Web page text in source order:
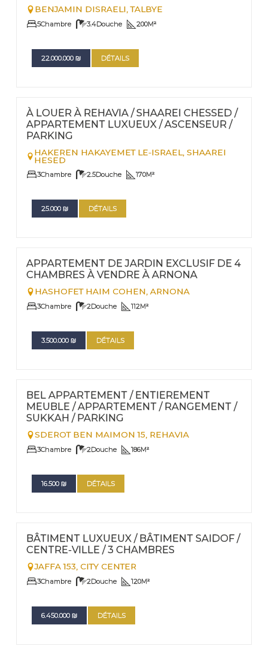
BENJAMIN DISRAELI,TALBYE
5Chambre 3.4Douche 200M²
22.000.000 ₪ DÉTAILS
Nº106
À LOUER À REHAVIA / SHAAREI CHESSED /
APPARTEMENT LUXUEUX / ASCENSEUR /
PARKING
HAKEREN HAKAYEMET LE-ISRAEL,SHAAREI
HESED
3Chambre 2.5Douche 170M²
25.000 ₪ DÉTAILS
Nº82
APPARTEMENT DE JARDIN EXCLUSIF DE 4
CHAMBRES À VENDRE À ARNONA
HASHOFET HAIM COHEN,ARNONA
3Chambre 2Douche 112M²
3.500.000 ₪ DÉTAILS
BEL APPARTEMENT / ENTIEREMENT
MEUBLE / APPARTEMENT / RANGEMENT /
SUKKAH / PARKING
SDEROT BEN MAIMON 15, REHAVIA
3Chambre 2Douche 186M²
16.500 ₪ DÉTAILS
Nº33
BÂTIMENT LUXUEUX / BÂTIMENT SAIDOF /
CENTRE-VILLE / 3 CHAMBRES
JAFFA 153, CITY CENTER
3Chambre 2Douche 120M²
6.450.000 ₪ DÉTAILS